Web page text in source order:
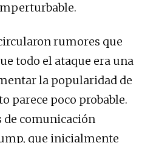
rumores que
todo el ataque era una
la popularidad de
parece poco probable.
de comunicación
que inicialmente